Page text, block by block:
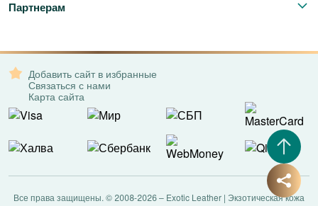
Партнерам
Добавить сайт в избранные
Связаться с нами
Карта сайта
Все права защищены. © 2008-2026 – Exotic Leather | Экзотическая кожа